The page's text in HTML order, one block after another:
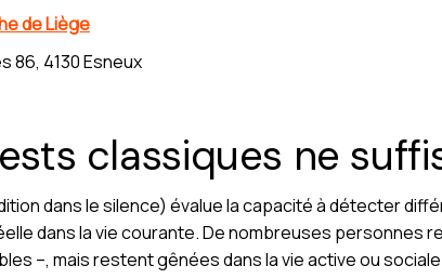
de Liège
86, 4130 Esneux
classiques ne
dans le silence) évalue la capacité à détecter
dans la vie courante. De nombreuses personnes
–, mais restent gênées dans la vie active ou